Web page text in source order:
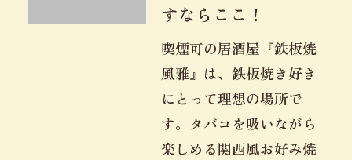
すならここ！
喫煙可の居酒屋『鉄板焼
風雅』は、鉄板焼き好き
にとって理想の場所で
す。タバコを吸いながら
楽しめる関西風お好み焼